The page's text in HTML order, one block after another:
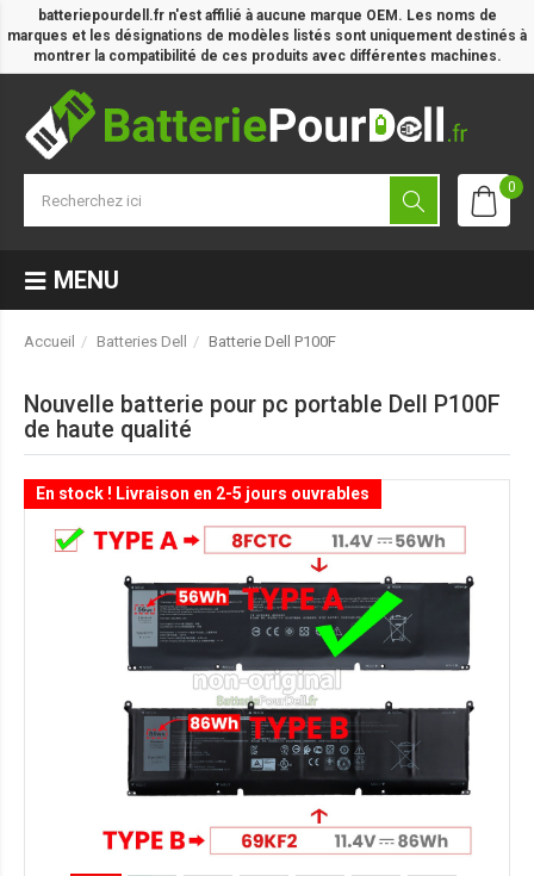
batteriepourdell.fr n'est affilié à aucune marque OEM. Les noms de
marques et les désignations de modèles listés sont uniquement destinés à
montrer la compatibilité de ces produits avec différentes machines.
0
MENU
Accueil Batteries Dell Batterie Dell P100F
Nouvelle batterie pour pc portable Dell P100F
de haute qualité
En stock ! Livraison en 2-5 jours ouvrables